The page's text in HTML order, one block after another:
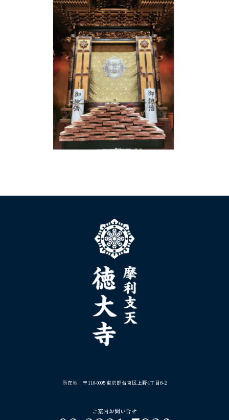
所在地：〒110-0005 東京都台東区上野4丁目6-2
ご案内お問い合せ